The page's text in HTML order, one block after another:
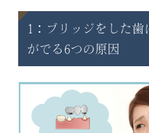
1：ブリッジをした歯
がでる6つの原因